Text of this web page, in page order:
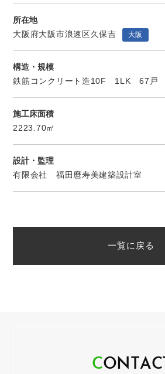
所在地
大阪府大阪市浪速区久保吉
大阪
構造・規模
鉄筋コンクリート造10F 1LK 67戸
施工床面積
2223.70㎡
設計・監理
有限会社 福田麿寿美建築設計室
一覧に戻る
CON T AC